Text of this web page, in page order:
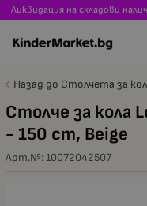
Ликвидация на складови
Назад до Столчета за
Столче за кола
- 150 cm, Beige
Арт.№:10072042507